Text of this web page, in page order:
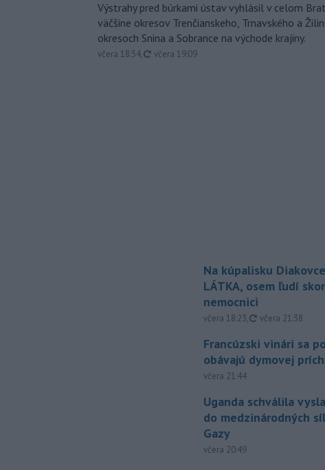
Výstrahy pred búrkami ústav vyhlásil v celom
väčšine okresov Trenčianskeho, Trnavského a
okresoch Snina a Sobrance na východe krajiny.
včera 18:54, aktualizované
včera 19:09
Na kúpalisku
LÁTKA, osem ľudí
nemocnici
včera 18:23, aktualizované
včera 21:38
Francúzski vinári sa
obávajú dymovej
včera 21:44
Uganda schválila
do medzinárodných
Gazy
včera 20:49